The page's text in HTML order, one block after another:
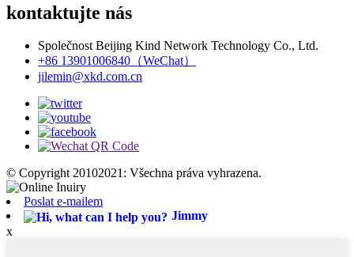
kontaktujte nás
Společnost Beijing Kind Network Technology Co., Ltd.
+86 13901006840（WeChat）
jilemin@xkd.com.cn
© Copyright 20102021: Všechna práva vyhrazena.
Poslat e-mailem
Jimmy
x